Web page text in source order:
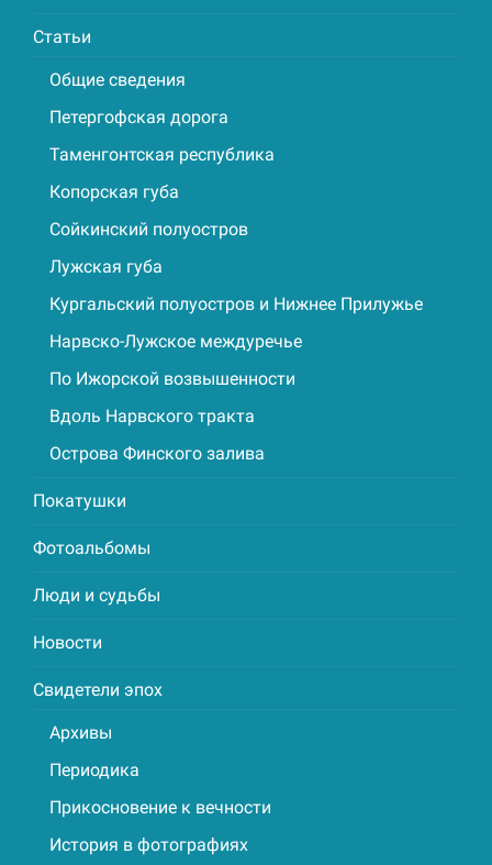
Статьи
Общие сведения
Петергофская дорога
Таменгонтская республика
Копорская губа
Сойкинский полуостров
Лужская губа
Кургальский полуостров и Нижнее Прилужье
Нарвско-Лужское междуречье
По Ижорской возвышенности
Вдоль Нарвского тракта
Острова Финского залива
Покатушки
Фотоальбомы
Люди и судьбы
Новости
Свидетели эпох
Архивы
Периодика
Прикосновение к вечности
История в фотографиях